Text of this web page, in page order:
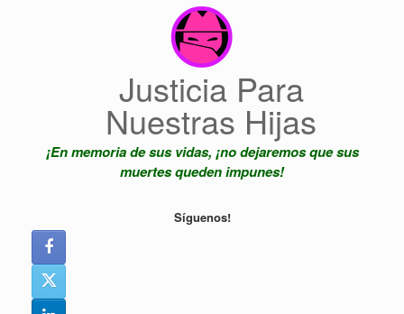
Justicia Para
Nuestras Hijas
¡En memoria de sus vidas, ¡no dejaremos que sus
muertes queden impunes!
Síguenos!